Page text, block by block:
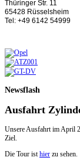
Thüringer Str. 11
65428 Rüsselsheim
Tel: +49 6142 54999
Newsflash
Ausfahrt
Unsere Ausfahrt im April
Ziel.
Die Tour isthier zu sehen.